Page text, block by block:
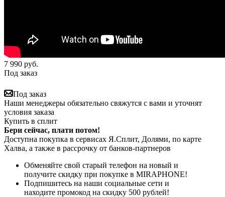
7 990 руб.
Под заказ
Под заказ
Наши менеджеры обязательно свяжутся с вами и уточнят
условия заказа
Купить в сплит
Бери сейчас, плати потом!
Доступна покупка в сервисах Я.Сплит, Долями, по карте
Халва, а также в рассрочку от банков-партнеров
Обменяйте свой старый телефон на новый и
получите скидку при покупке в MIRAPHONE!
Подпишитесь на наши социальные сети и
находите промокод на скидку 500 рублей!